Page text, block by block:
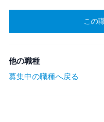
この
他の職種
募集中の職種へ戻る